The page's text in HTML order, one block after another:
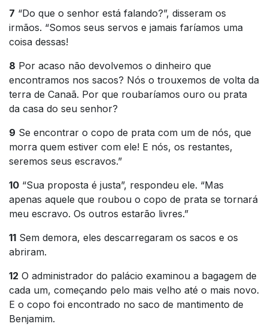
7 “Do que o senhor está falando?”, disseram os
irmãos. “Somos seus servos e jamais faríamos uma
coisa dessas!
8 Por acaso não devolvemos o dinheiro que
encontramos nos sacos? Nós o trouxemos de volta da
terra de Canaã. Por que roubaríamos ouro ou prata
da casa do seu senhor?
9 Se encontrar o copo de prata com um de nós, que
morra quem estiver com ele! E nós, os restantes,
seremos seus escravos.”
10 “Sua proposta é justa”, respondeu ele. “Mas
apenas aquele que roubou o copo de prata se tornará
meu escravo. Os outros estarão livres.”
11 Sem demora, eles descarregaram os sacos e os
abriram.
12 O administrador do palácio examinou a bagagem de
cada um, começando pelo mais velho até o mais novo.
E o copo foi encontrado no saco de mantimento de
Benjamim.